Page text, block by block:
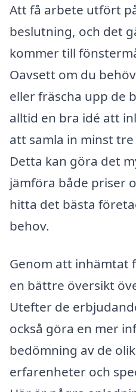
Att få arbete utfört
beslutning, och det
kommer till
Oavsett om du
eller fräscha upp de
alltid en bra idé att
att samla in minst
Detta kan göra det
jämföra både priser
hitta det bästa
behov.
Genom att inhämtat
en bättre översikt
Utefter de
också göra en mer
bedömning av de
erfarenheter och